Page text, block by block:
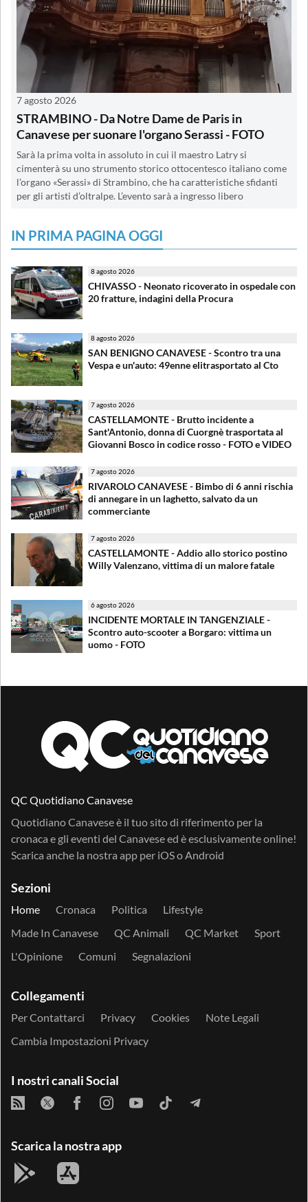
7 agosto 2026
STRAMBINO - Da Notre Dame de Paris in
Canavese per suonare l'organo Serassi - FOTO
Sarà la prima volta in assoluto in cui il maestro Latry si
cimenterà su uno strumento storico ottocentesco italiano come
l’organo «Serassi» di Strambino, che ha caratteristiche sfidanti
per gli artisti d’oltralpe. L’evento sarà a ingresso libero
IN PRIMA PAGINA OGGI
8 agosto 2026
CHIVASSO - Neonato ricoverato in ospedale con
20 fratture, indagini della Procura
8 agosto 2026
SAN BENIGNO CANAVESE - Scontro tra una
Vespa e un'auto: 49enne elitrasportato al Cto
7 agosto 2026
CASTELLAMONTE - Brutto incidente a
Sant'Antonio, donna di Cuorgnè trasportata al
Giovanni Bosco in codice rosso - FOTO e VIDEO
7 agosto 2026
RIVAROLO CANAVESE - Bimbo di 6 anni rischia
di annegare in un laghetto, salvato da un
commerciante
7 agosto 2026
CASTELLAMONTE - Addio allo storico postino
Willy Valenzano, vittima di un malore fatale
6 agosto 2026
INCIDENTE MORTALE IN TANGENZIALE -
Scontro auto-scooter a Borgaro: vittima un
uomo - FOTO
QC Quotidiano Canavese
Quotidiano Canavese è il tuo sito di riferimento per la
cronaca e gli eventi del Canavese ed è esclusivamente online!
Scarica anche la nostra app per iOSo Android
Sezioni
Home Cronaca Politica
Lifestyle
Made In Canavese
QC Animali QC Market
Sport
L'Opinione
Comuni Segnalazioni
Collegamenti
Per Contattarci Privacy Cookies
Note Legali
Cambia Impostazioni Privacy
I nostri canali Social
Scarica la nostra app